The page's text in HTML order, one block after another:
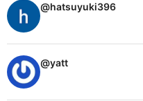
@hatsuyuki396
@yatt